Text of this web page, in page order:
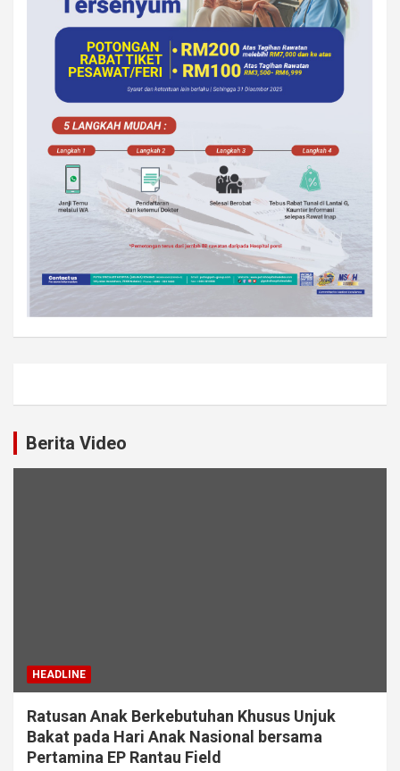
Berita Video
HEADLINE
Ratusan Anak Berkebutuhan Khusus Unjuk
Bakat pada Hari Anak Nasional bersama
Pertamina EP Rantau Field